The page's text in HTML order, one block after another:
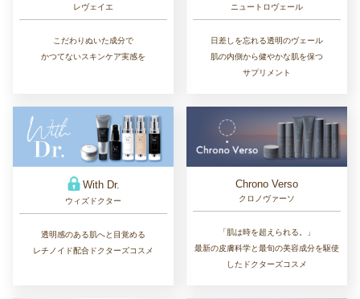
レヴェイエ
こだわりぬいた成分で
かつてないスキンケア実感を
ニュートロヴェール
日差しを忘れる透明のヴェール
肌の内側から健やかな肌を保つ
サプリメント
With Dr.
ウィズドクター
透明感のある肌へと目覚める
レチノイド配合ドクターズコスメ
Chrono Verso
クロノヴァーソ
「肌は時を超えられる。」
最新の皮膚科学と最旬の美容成分を駆使
したドクターズコスメ